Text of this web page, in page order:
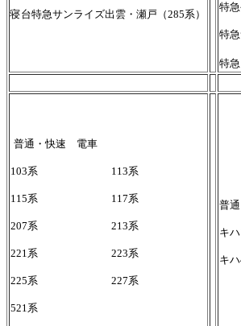
寝台特急サンライズ出雲・瀬戸（285系）
特
特
特
普通・快速 電車
103系 113系
115系 117系
207系 213系
221系 223系
225系 227系
521系
普
キ
キ